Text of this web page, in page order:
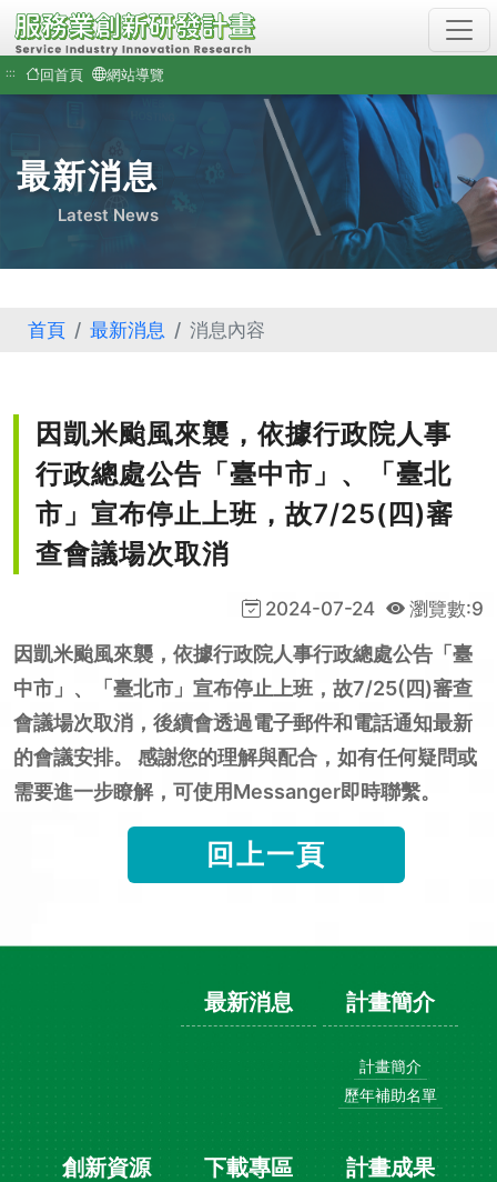
::: 回首頁 網站導覽
通
過
檢
等
級
無
障
礙
網
頁
最新消息
Latest News
首頁 最新消息 消息內容
因凱米颱風來襲，依據行政院人事
行政總處公告「臺中市」、「臺北
市」宣布停止上班，故7/25(四)審
查會議場次取消
2024-07-24
瀏覽數:9
因凱米颱風來襲，依據行政院人事行政總處公告「臺
中市」、「臺北市」宣布停止上班，故7/25(四)審查
會議場次取消，後續會透過電子郵件和電話通知最新
的會議安排。 感謝您的理解與配合，如有任何疑問或
需要進一步瞭解，可使用Messanger即時聯繫。
回上一頁
最新消息 計畫簡介
計畫簡介
歷年補助名單
創新資源 下載專區 計畫成果